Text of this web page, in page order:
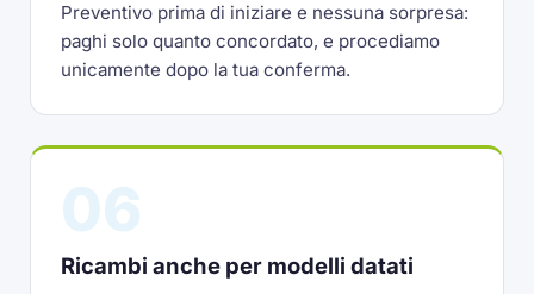
Preventivo prima di iniziare e nessuna sorpresa:
paghi solo quanto concordato, e procediamo
unicamente dopo la tua conferma.
Ricambi anche per modelli datati